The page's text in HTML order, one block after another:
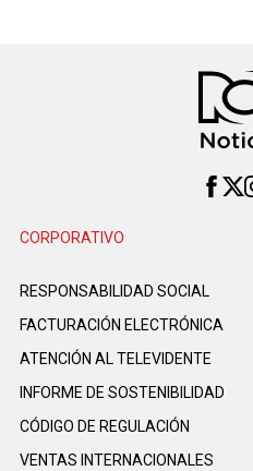
CORPORATIVO
RESPONSABILIDAD SOCIAL
FACTURACIÓN ELECTRÓNICA
ATENCIÓN AL TELEVIDENTE
INFORME DE SOSTENIBILIDAD
CÓDIGO DE REGULACIÓN
VENTAS INTERNACIONALES